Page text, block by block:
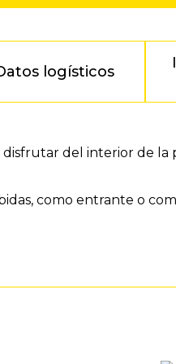
logísticos
del interior de la
como entrante o